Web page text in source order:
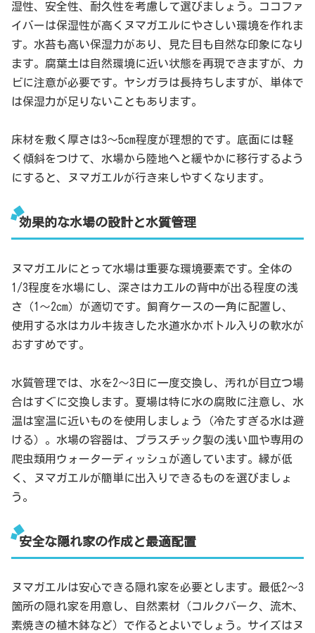
湿性、安全性、耐久性を考慮して選びましょう。ココファ
イバーは保湿性が高くヌマガエルにやさしい環境を作れま
す。水苔も高い保湿力があり、見た目も自然な印象になり
ます。腐葉土は自然環境に近い状態を再現できますが、カ
ビに注意が必要です。ヤシガラは長持ちしますが、単体で
は保湿力が足りないこともあります。
床材を敷く厚さは3～5cm程度が理想的です。底面には軽
く傾斜をつけて、水場から陸地へと緩やかに移行するよう
にすると、ヌマガエルが行き来しやすくなります。
効果的な水場の設計と水質管理
ヌマガエルにとって水場は重要な環境要素です。全体の
1/3程度を水場にし、深さはカエルの背中が出る程度の浅
さ（1～2cm）が適切です。飼育ケースの一角に配置し、
使用する水はカルキ抜きした水道水かボトル入りの軟水が
おすすめです。
水質管理では、水を2～3日に一度交換し、汚れが目立つ場
合はすぐに交換します。夏場は特に水の腐敗に注意し、水
温は室温に近いものを使用しましょう（冷たすぎる水は避
ける）。水場の容器は、プラスチック製の浅い皿や専用の
爬虫類用ウォーターディッシュが適しています。縁が低
く、ヌマガエルが簡単に出入りできるものを選びましょ
う。
安全な隠れ家の作成と最適配置
ヌマガエルは安心できる隠れ家を必要とします。最低2～3
箇所の隠れ家を用意し、自然素材（コルクバーク、流木、
素焼きの植木鉢など）で作るとよいでしょう。サイズはヌ